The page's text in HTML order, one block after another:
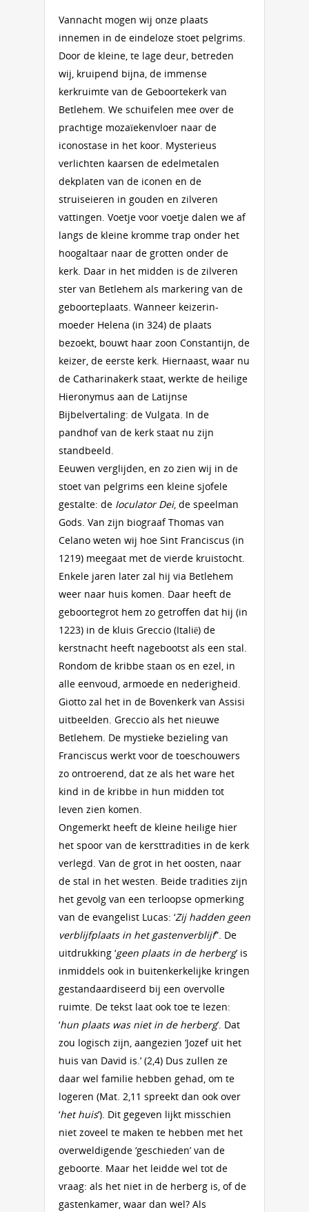
Vannacht mogen wij onze plaats
innemen in de eindeloze stoet pelgrims.
Door de kleine, te lage deur, betreden
wij, kruipend bijna, de immense
kerkruimte van de Geboortekerk van
Betlehem. We schuifelen mee over de
prachtige mozaïekenvloer naar de
iconostase in het koor. Mysterieus
verlichten kaarsen de edelmetalen
dekplaten van de iconen en de
struiseieren in gouden en zilveren
vattingen. Voetje voor voetje dalen we af
langs de kleine kromme trap onder het
hoogaltaar naar de grotten onder de
kerk. Daar in het midden is de zilveren
ster van Betlehem als markering van de
geboorteplaats. Wanneer keizerin-
moeder Helena (in 324) de plaats
bezoekt, bouwt haar zoon Constantijn, de
keizer, de eerste kerk. Hiernaast, waar nu
de Catharinakerk staat, werkte de heilige
Hieronymus aan de Latijnse
Bijbelvertaling: de Vulgata. In de
pandhof van de kerk staat nu zijn
standbeeld.
Eeuwen verglijden, en zo zien wij in de
stoet van pelgrims een kleine sjofele
gestalte: de Ioculator Dei, de speelman
Gods. Van zijn biograaf Thomas van
Celano weten wij hoe Sint Franciscus (in
1219) meegaat met de vierde kruistocht.
Enkele jaren later zal hij via Betlehem
weer naar huis komen. Daar heeft de
geboortegrot hem zo getroffen dat hij (in
1223) in de kluis Greccio (Italië) de
kerstnacht heeft nagebootst als een stal.
Rondom de kribbe staan os en ezel, in
alle eenvoud, armoede en nederigheid.
Giotto zal het in de Bovenkerk van Assisi
uitbeelden. Greccio als het nieuwe
Betlehem. De mystieke bezieling van
Franciscus werkt voor de toeschouwers
zo ontroerend, dat ze als het ware het
kind in de kribbe in hun midden tot
leven zien komen.
Ongemerkt heeft de kleine heilige hier
het spoor van de kersttradities in de kerk
verlegd. Van de grot in het oosten, naar
de stal in het westen. Beide tradities zijn
het gevolg van een terloopse opmerking
van de evangelist Lucas: ‘Zij hadden geen
verblijfplaats in het gastenverblijf”. De
uitdrukking ‘geen plaats in de herberg’ is
inmiddels ook in buitenkerkelijke kringen
gestandaardiseerd bij een overvolle
ruimte. De tekst laat ook toe te lezen:
‘hun plaats was niet in de herberg’. Dat
zou logisch zijn, aangezien ‘Jozef uit het
huis van David is.’ (2,4) Dus zullen ze
daar wel familie hebben gehad, om te
logeren (Mat. 2,11 spreekt dan ook over
‘het huis’). Dit gegeven lijkt misschien
niet zoveel te maken te hebben met het
overweldigende ‘geschieden’ van de
geboorte. Maar het leidde wel tot de
vraag: als het niet in de herberg is, of de
gastenkamer, waar dan wel? Als